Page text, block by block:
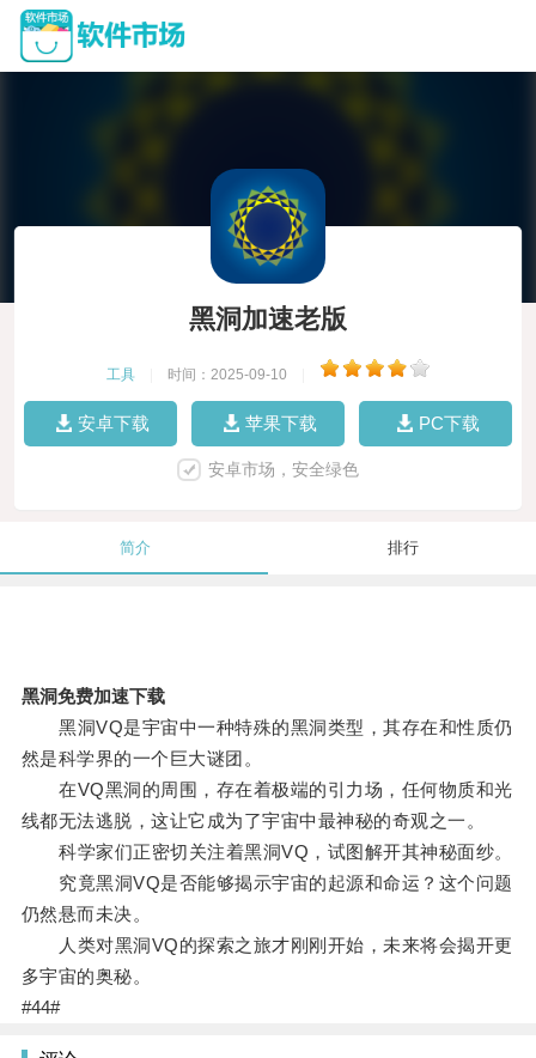
黑洞加速老版
工具 时间：2025-09-10
安卓下载 苹果下载 PC下载
安卓市场，安全绿色
简介 排行
黑洞免费加速下载
黑洞VQ是宇宙中一种特殊的黑洞类型，其存在和性质仍
然是科学界的一个巨大谜团。
在VQ黑洞的周围，存在着极端的引力场，任何物质和光
线都无法逃脱，这让它成为了宇宙中最神秘的奇观之一。
科学家们正密切关注着黑洞VQ，试图解开其神秘面纱。
究竟黑洞VQ是否能够揭示宇宙的起源和命运？这个问题
仍然悬而未决。
人类对黑洞VQ的探索之旅才刚刚开始，未来将会揭开更
多宇宙的奥秘。
#44#